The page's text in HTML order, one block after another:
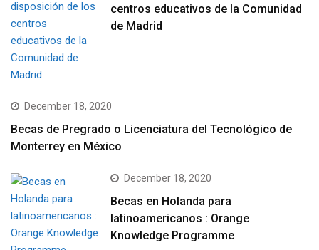
centros educativos de la Comunidad
de Madrid
December 18, 2020
Becas de Pregrado o Licenciatura del Tecnológico de
Monterrey en México
December 18, 2020
Becas en Holanda para
latinoamericanos : Orange
Knowledge Programme